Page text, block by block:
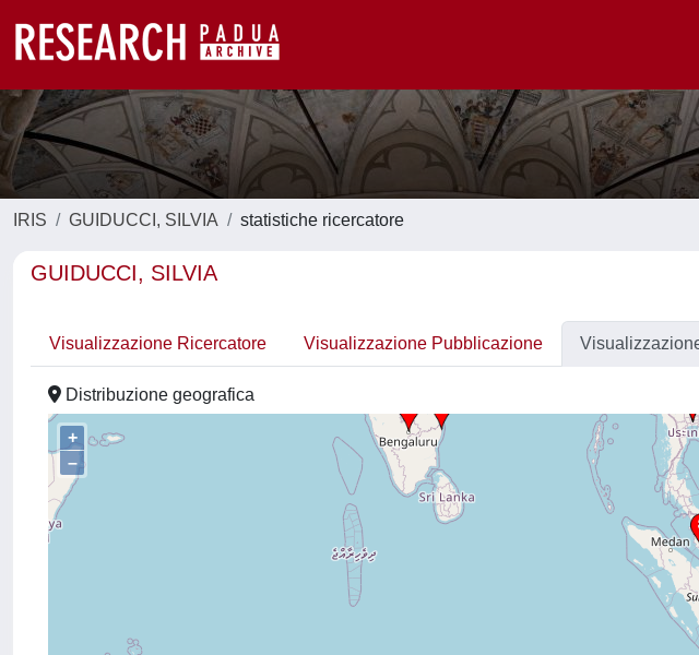
IRIS GUIDUCCI, SILVIA statistiche ricercatore
GUIDUCCI, SILVIA
Visualizzazione Ricercatore Visualizzazione Pubblicazione
Distribuzione geografica
+
–